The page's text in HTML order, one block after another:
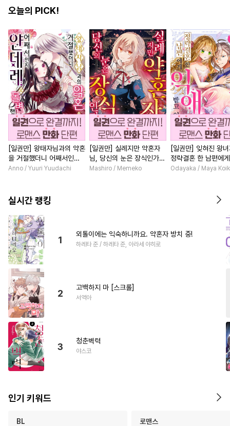
오늘의 PICK!
[일권만] 왕태자님과의 약혼
을 거절했더니 어째서인지
얀데레로 돌변했습니다 [단
Anno / Yuuri Yuudachi
[일권만] 실례지만 약혼자
님, 당신의 눈은 장식인가
요? [단행본]
Mashiro / Memeko
[일권만] 잊혀진 왕
정략결혼 한 남편에
받고 있습니다 [단행
Odayaka / Maya
실시간 랭킹
1
외톨이에는 익숙하니까요. 약혼자 방치 중!
하레타 준 / 하레타 준, 아라세 야히로
2
고백하지 마 [스크롤]
서역아
3
청춘벽력
야스코
인기 키워드
BL 로맨스